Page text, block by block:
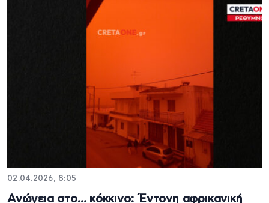
02.04.2026, 8:05
Ανώγεια στο… κόκκινο: Έντονη αφρικανική